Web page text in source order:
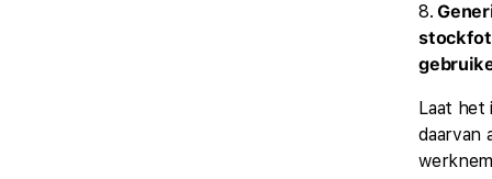
8.
Laat het
daarvan